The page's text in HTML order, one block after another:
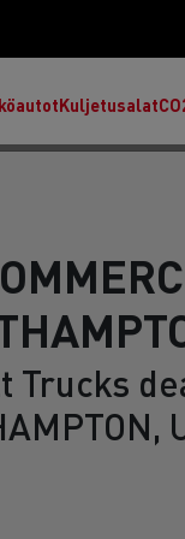
Kuljetusalat
Trucks